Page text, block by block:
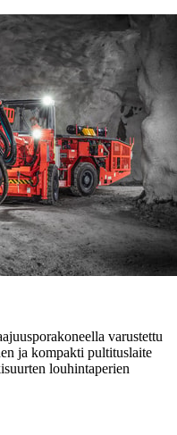
varustettu
ja kompakti pultituslaite
louhintaperien